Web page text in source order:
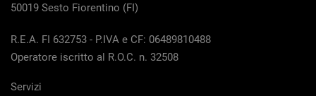
50019 Sesto Fiorentino (FI)
R.E.A. FI 632753 - P.IVA e CF: 06489810488
Operatore iscritto al R.O.C. n. 32508
Servizi